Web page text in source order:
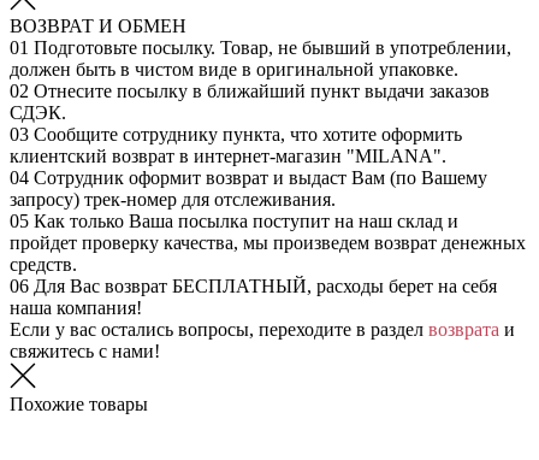
ВОЗВРАТ И ОБМЕН
01 Подготовьте посылку. Товар, не бывший в употреблении,
должен быть в чистом виде в оригинальной упаковке.
02 Отнесите посылку в ближайший пункт выдачи заказов
СДЭК.
03 Сообщите сотруднику пункта, что хотите оформить
клиентский возврат в интернет-магазин "MILANA".
04 Сотрудник оформит возврат и выдаст Вам (по Вашему
запросу) трек-номер для отслеживания.
05 Как только Ваша посылка поступит на наш склад и
пройдет проверку качества, мы произведем возврат денежных
средств.
06 Для Вас возврат БЕСПЛАТНЫЙ, расходы берет на себя
наша компания!
Если у вас остались вопросы, переходите в раздел возврата и
свяжитесь с нами!
Похожие товары